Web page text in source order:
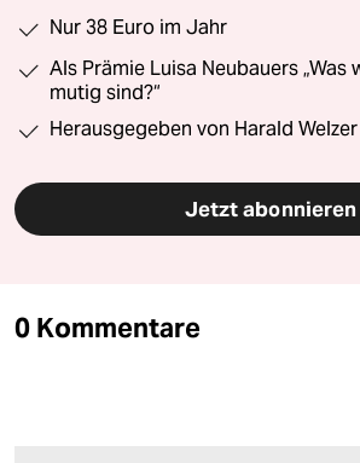
Nur 38 Euro im Jahr
Als Prämie Luisa Neubauers „Was
mutig sind?“
Herausgegeben von Harald Welzer
Jetzt abonnieren
0 Kommentare